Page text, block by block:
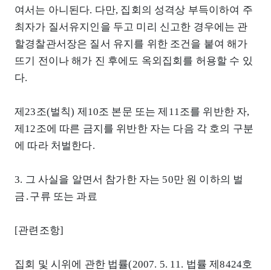
여서는 아니된다. 다만, 집회의 성격상 부득이하여 주
최자가 질서유지인을 두고 미리 신고한 경우에는 관
할경찰관서장은 질서 유지를 위한 조건을 붙여 해가
뜨기 전이나 해가 진 후에도 옥외집회를 허용할 수 있
다.
제23조(벌칙) 제10조 본문 또는 제11조를 위반한 자,
제12조에 따른 금지를 위반한 자는 다음 각 호의 구분
에 따라 처벌한다.
3. 그 사실을 알면서 참가한 자는 50만 원 이하의 벌
금․구류 또는 과료
[관련조항]
집회 및 시위에 관한 법률(2007. 5. 11. 법률 제8424호